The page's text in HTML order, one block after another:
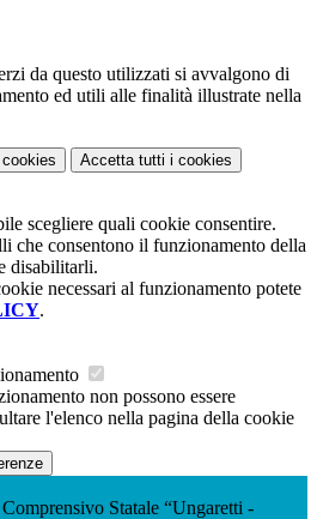
da questo utilizzati si avvalgono di
ed utili alle finalità illustrate nella
Accetta tutti i cookies
scegliere quali cookie consentire.
che consentono il funzionamento della
disabilitarli.
necessari al funzionamento potete
.
non possono essere
l'elenco nella pagina della cookie
Statale “Ungaretti -